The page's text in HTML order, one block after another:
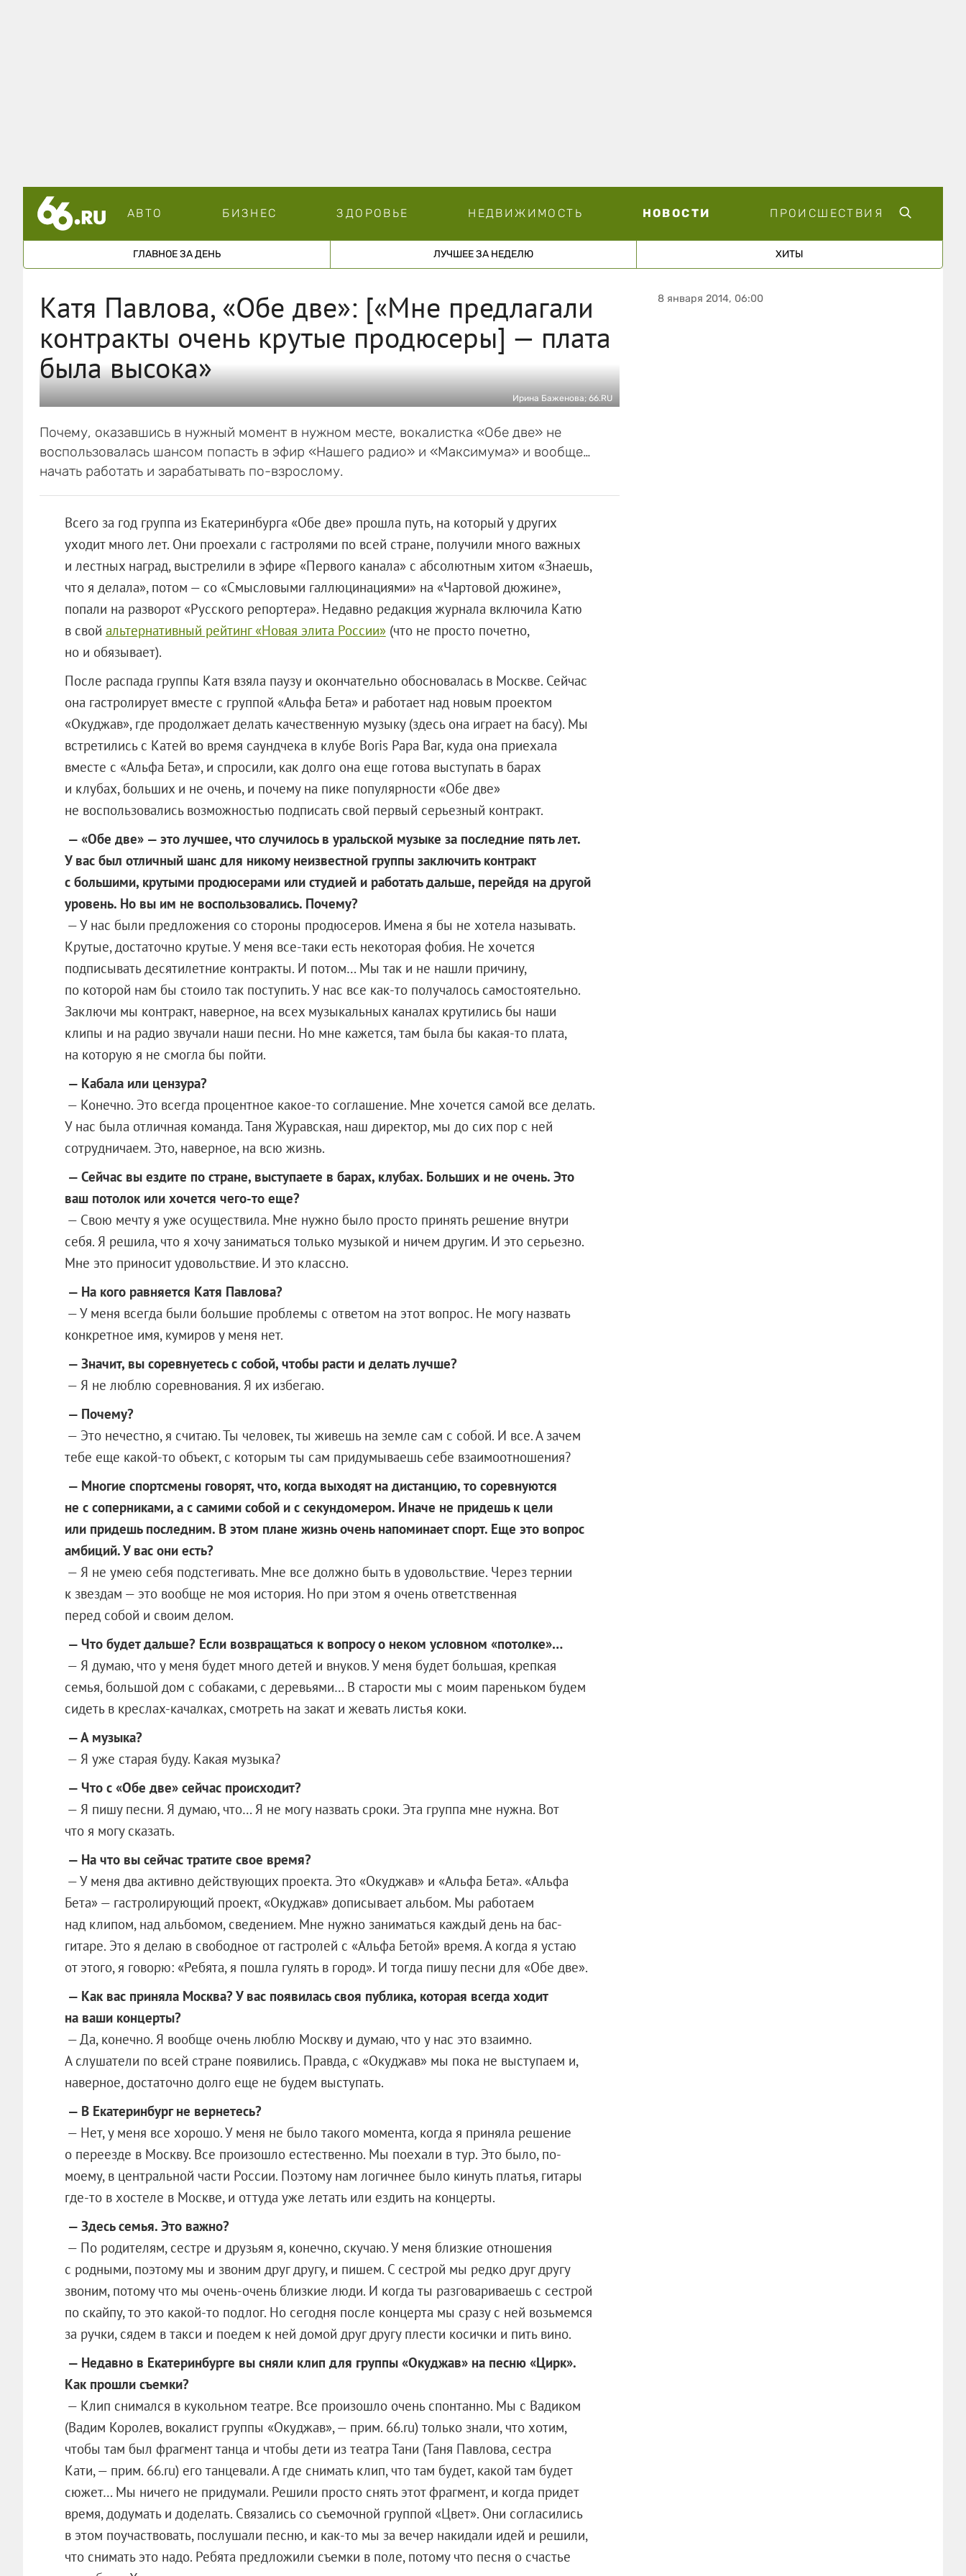
АВТО БИЗНЕС ЗДОРОВЬЕ НЕДВИЖИМОСТЬ НОВОСТИ ПРОИСШЕСТВИЯ
ГЛАВНОЕ ЗА ДЕНЬ ЛУЧШЕЕ ЗА НЕДЕЛЮ ХИТЫ
Катя Павлова, «Обе две»: [«Мне предлагали
контракты очень крутые продюсеры] — плата
была высока»
Ирина Баженова; 66.RU
Почему, оказавшись в нужный момент в нужном месте, вокалистка «Обе две» не
воспользовалась шансом попасть в эфир «Нашего радио» и «Максимума» и вообще…
начать работать и зарабатывать по-взрослому.
Всего за год группа из Екатеринбурга «Обе две» прошла путь, на который у других
уходит много лет. Они проехали с гастролями по всей стране, получили много важных
и лестных наград, выстрелили в эфире «Первого канала» с абсолютным хитом «Знаешь,
что я делала», потом — со «Смысловыми галлюцинациями» на «Чартовой дюжине»,
попали на разворот «Русского репортера». Недавно редакция журнала включила Катю
в свой альтернативный рейтинг «Новая элита России»(что не просто почетно,
но и обязывает).
После распада группы Катя взяла паузу и окончательно обосновалась в Москве. Сейчас
она гастролирует вместе с группой «Альфа Бета» и работает над новым проектом
«Окуджав», где продолжает делать качественную музыку (здесь она играет на басу). Мы
встретились с Катей во время саундчека в клубе Boris Papa Bar, куда она приехала
вместе с «Альфа Бета», и спросили, как долго она еще готова выступать в барах
и клубах, больших и не очень, и почему на пике популярности «Обе две»
не воспользовались возможностью подписать свой первый серьезный контракт.
— «Обе две» — это лучшее, что случилось в уральской музыке за последние пять лет.
У вас был отличный шанс для никому неизвестной группы заключить контракт
с большими, крутыми продюсерами или студией и работать дальше, перейдя на другой
уровень. Но вы им не воспользовались. Почему?
— У нас были предложения со стороны продюсеров. Имена я бы не хотела называть.
Крутые, достаточно крутые. У меня все-таки есть некоторая фобия. Не хочется
подписывать десятилетние контракты. И потом… Мы так и не нашли причину,
по которой нам бы стоило так поступить. У нас все как-то получалось самостоятельно.
Заключи мы контракт, наверное, на всех музыкальных каналах крутились бы наши
клипы и на радио звучали наши песни. Но мне кажется, там была бы какая-то плата,
на которую я не смогла бы пойти.
— Кабала или цензура?
— Конечно. Это всегда процентное какое-то соглашение. Мне хочется самой все делать.
У нас была отличная команда. Таня Журавская, наш директор, мы до сих пор с ней
сотрудничаем. Это, наверное, на всю жизнь.
— Сейчас вы ездите по стране, выступаете в барах, клубах. Больших и не очень. Это
ваш потолок или хочется чего-то еще?
— Свою мечту я уже осуществила. Мне нужно было просто принять решение внутри
себя. Я решила, что я хочу заниматься только музыкой и ничем другим. И это серьезно.
Мне это приносит удовольствие. И это классно.
— На кого равняется Катя Павлова?
— У меня всегда были большие проблемы с ответом на этот вопрос. Не могу назвать
конкретное имя, кумиров у меня нет.
— Значит, вы соревнуетесь с собой, чтобы расти и делать лучше?
— Я не люблю соревнования. Я их избегаю.
— Почему?
— Это нечестно, я считаю. Ты человек, ты живешь на земле сам с собой. И все. А зачем
тебе еще какой-то объект, с которым ты сам придумываешь себе взаимоотношения?
— Многие спортсмены говорят, что, когда выходят на дистанцию, то соревнуются
не с соперниками, а с самими собой и с секундомером. Иначе не придешь к цели
или придешь последним. В этом плане жизнь очень напоминает спорт. Еще это вопрос
амбиций. У вас они есть?
— Я не умею себя подстегивать. Мне все должно быть в удовольствие. Через тернии
к звездам — это вообще не моя история. Но при этом я очень ответственная
перед собой и своим делом.
— Что будет дальше? Если возвращаться к вопросу о неком условном «потолке»…
— Я думаю, что у меня будет много детей и внуков. У меня будет большая, крепкая
семья, большой дом с собаками, с деревьями… В старости мы с моим пареньком будем
сидеть в креслах-качалках, смотреть на закат и жевать листья коки.
— А музыка?
— Я уже старая буду. Какая музыка?
— Что с «Обе две» сейчас происходит?
— Я пишу песни. Я думаю, что… Я не могу назвать сроки. Эта группа мне нужна. Вот
что я могу сказать.
— На что вы сейчас тратите свое время?
— У меня два активно действующих проекта. Это «Окуджав» и «Альфа Бета». «Альфа
Бета» — гастролирующий проект, «Окуджав» дописывает альбом. Мы работаем
над клипом, над альбомом, сведением. Мне нужно заниматься каждый день на бас-
гитаре. Это я делаю в свободное от гастролей с «Альфа Бетой» время. А когда я устаю
от этого, я говорю: «Ребята, я пошла гулять в город». И тогда пишу песни для «Обе две».
— Как вас приняла Москва? У вас появилась своя публика, которая всегда ходит
на ваши концерты?
— Да, конечно. Я вообще очень люблю Москву и думаю, что у нас это взаимно.
А слушатели по всей стране появились. Правда, с «Окуджав» мы пока не выступаем и,
наверное, достаточно долго еще не будем выступать.
— В Екатеринбург не вернетесь?
— Нет, у меня все хорошо. У меня не было такого момента, когда я приняла решение
о переезде в Москву. Все произошло естественно. Мы поехали в тур. Это было, по-
моему, в центральной части России. Поэтому нам логичнее было кинуть платья, гитары
где-то в хостеле в Москве, и оттуда уже летать или ездить на концерты.
— Здесь семья. Это важно?
— По родителям, сестре и друзьям я, конечно, скучаю. У меня близкие отношения
с родными, поэтому мы и звоним друг другу, и пишем. С сестрой мы редко друг другу
звоним, потому что мы очень-очень близкие люди. И когда ты разговариваешь с сестрой
по скайпу, то это какой-то подлог. Но сегодня после концерта мы сразу с ней возьмемся
за ручки, сядем в такси и поедем к ней домой друг другу плести косички и пить вино.
— Недавно в Екатеринбурге вы сняли клип для группы «Окуджав» на песню «Цирк».
Как прошли съемки?
— Клип снимался в кукольном театре. Все произошло очень спонтанно. Мы с Вадиком
(Вадим Королев, вокалист группы «Окуджав», — прим. 66.ru) только знали, что хотим,
чтобы там был фрагмент танца и чтобы дети из театра Тани (Таня Павлова, сестра
Кати, — прим. 66.ru) его танцевали. А где снимать клип, что там будет, какой там будет
сюжет… Мы ничего не придумали. Решили просто снять этот фрагмент, и когда придет
время, додумать и доделать. Связались со съемочной группой «Цвет». Они согласились
в этом поучаствовать, послушали песню, и как-то мы за вечер накидали идей и решили,
что снимать это надо. Ребята предложили съемки в поле, потому что песня о счастье
8 января 2014, 06:00